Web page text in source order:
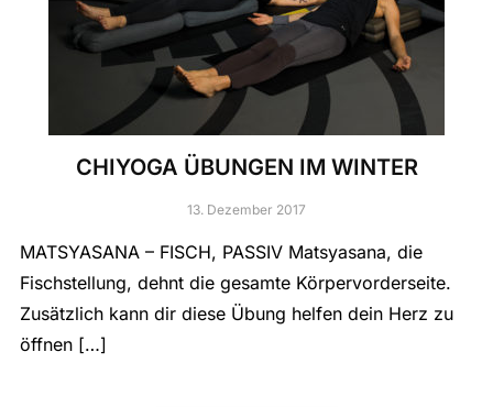
CHIYOGA ÜBUNGEN IM WINTER
13. Dezember 2017
MATSYASANA – FISCH, PASSIV Matsyasana, die
Fischstellung, dehnt die gesamte Körpervorderseite.
Zusätzlich kann dir diese Übung helfen dein Herz zu
öffnen […]